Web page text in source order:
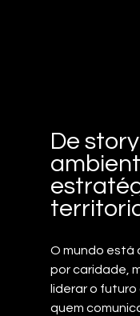
De
O mundo está
por caridade,
liderar o
quem